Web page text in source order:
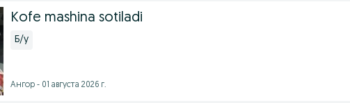
Kofe mashina sotiladi
Б/у
Ангор - 01 августа 2026 г.